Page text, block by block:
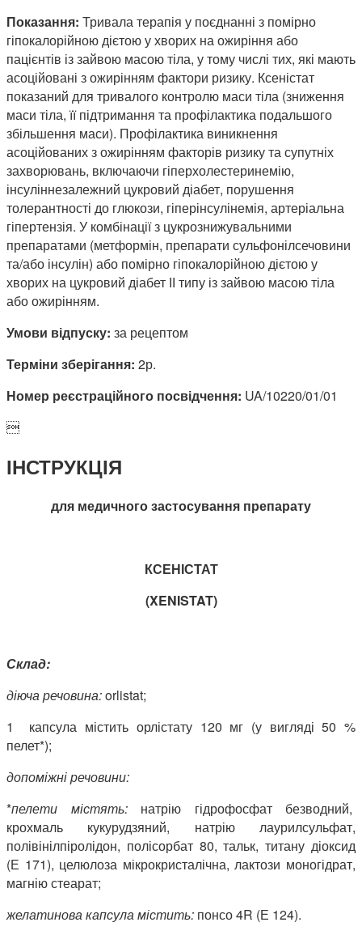
Показання: Тривала терапія у поєднанні з помірно
гіпокалорійною дієтою у хворих на ожиріння або
пацієнтів із зайвою масою тіла, у тому числі тих, які мають
асоційовані з ожирінням фактори ризику. Ксеністат
показаний для тривалого контролю маси тіла (зниження
маси тіла, її підтримання та профілактика подальшого
збільшення маси). Профілактика виникнення
асоційованих з ожирінням факторів ризику та супутніх
захворювань, включаючи гіперхолестеринемію,
інсуліннезалежний цукровий діабет, порушення
толерантності до глюкози, гіперінсулінемія, артеріальна
гіпертензія. У комбінації з цукрознижувальними
препаратами (метформін, препарати сульфонілсечовини
та/або інсулін) або помірно гіпокалорійною дієтою у
хворих на цукровий діабет ІІ типу із зайвою масою тіла
або ожирінням.
Умови відпуску: за рецептом
Терміни зберігання: 2р.
Номер реєстраційного посвідчення: UA/10220/01/01

ІНСТРУКЦІЯ
для медичного застосування препарату
КСЕНІСТАТ
(XENISTAT)
Склад:
діюча речовина:orlistat;
1 капсула містить орлістату 120 мг (у вигляді 50 %
пелет*);
допоміжні речовини:
*пелети містять: натрію гідрофосфат безводний,
крохмаль кукурудзяний, натрію лаурилсульфат,
полівінілпіролідон, полісорбат 80, тальк, титану діоксид
(Е 171), целюлоза мікрокристалічна, лактози моногідрат,
магнію стеарат;
желатинова капсула містить: понсо 4R (Е 124).